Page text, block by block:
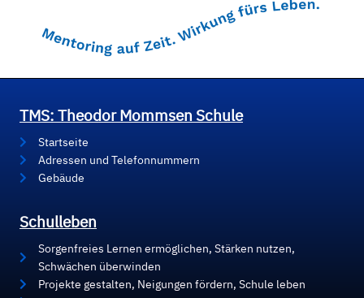
TMS: Theodor Mommsen Schule
Startseite
Adressen und Telefonnummern
Gebäude
Schulleben
Sorgenfreies Lernen ermöglichen, Stärken nutzen,
Schwächen überwinden
Projekte gestalten, Neigungen fördern, Schule leben